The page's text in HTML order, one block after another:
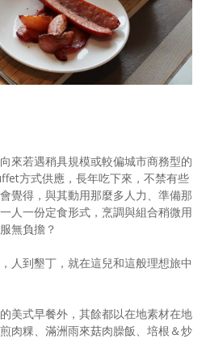
來若遇稍具規模或較偏城市商務型的
方式供應，長年吃下來，不禁有些
覺得，與其動用那麼多人力、準備那
人一份定食形式，烹調與組合稍微用
無負擔？
人到墾丁，就在這兒和這般理想旅中
美式早餐外，其餘都以在地素材在地
肉粿、滿洲雨來菇肉臊飯、培根＆炒